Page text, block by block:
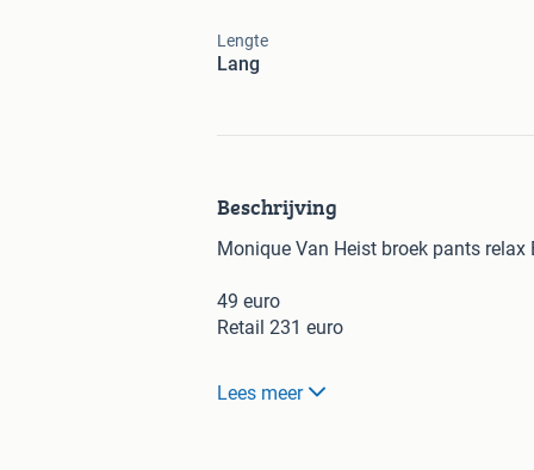
Lengte
Lang
Beschrijving
Monique Van Heist broek pants
49 euro
Retail 231 euro
Nagenoeg niet gedragen broekje
Relaxed fit
Lees meer